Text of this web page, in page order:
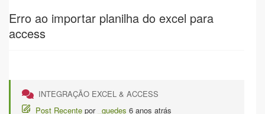
Erro ao importar planilha do excel para
access
INTEGRAÇÃO EXCEL & ACCESS
Post Recente por _guedes 6 anos atrás